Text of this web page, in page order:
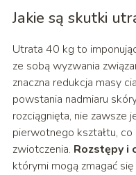
Jakie są skutki
Utrata 40 kg to
ze sobą wyzwania
znaczna redukcja masy
powstania nadmiaru
rozciągnięta, nie
pierwotnego kształtu,
zwiotczenia. Rozstępy i
którymi mogą zmagać